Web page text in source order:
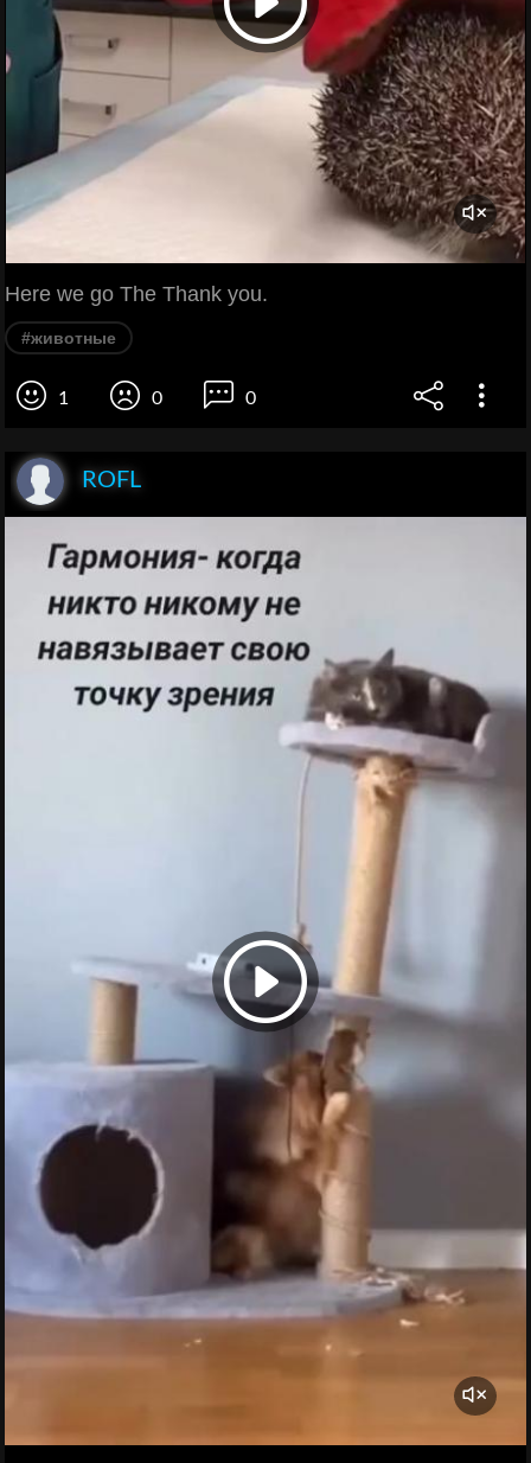
Here we go The Thank you.
#животные
1 0 0
ROFL